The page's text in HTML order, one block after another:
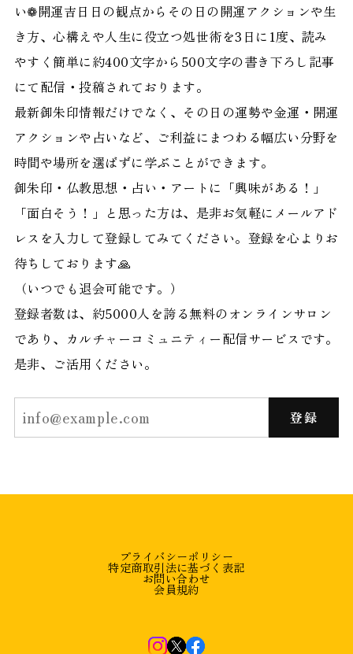
い❁開運吉日日の観点からその日の開運アクションや生
き方、心構えや人生に役立つ処世術を3日に1度、読み
やすく簡単に約400文字から500文字の書き下ろし記事
にて配信・投稿されております。
最新御朱印情報だけでなく、その日の運勢や金運・開運
アクションや占いなど、ご利益にまつわる幅広い分野を
時間や場所を選ばずに学ぶことができます。
御朱印・仏教思想・占い・アートに「興味がある！」
「面白そう！」と思った方は、是非お気軽にメールアド
レスを入力して登録してみてください。登録を心よりお
待ちしております🙏
（いつでも退会可能です。）
登録者数は、約5000人を誇る無料のオンラインサロン
であり、カルチャーコミュニティー配信サービスです。
是非、ご活用ください。
登録
プライバシーポリシー
特定商取引法に基づく表記
お問い合わせ
会員規約